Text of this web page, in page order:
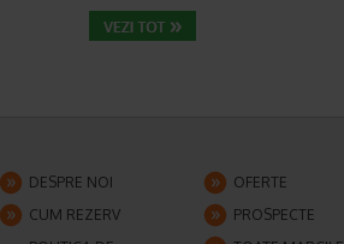
DESPRE NOI OFERTE
CUM REZERV
PROSPECTE